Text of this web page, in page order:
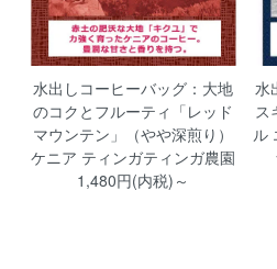
水出しコーヒーバッグ：大地
のコクとフルーティ「レッド
マウンテン」（やや深煎り）
ケニア ティンガティンガ農園
1,480円(内税)～
水
ス
ル